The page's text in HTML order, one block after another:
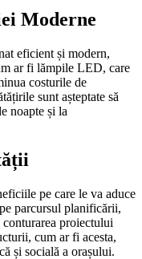
Moderne
eficient și modern,
ar fi lămpile LED, care
costurile de
sunt așteptate să
noapte și la
pe care le va aduce
parcursul planificării,
proiectului
cum ar fi acesta,
și socială a orașului.